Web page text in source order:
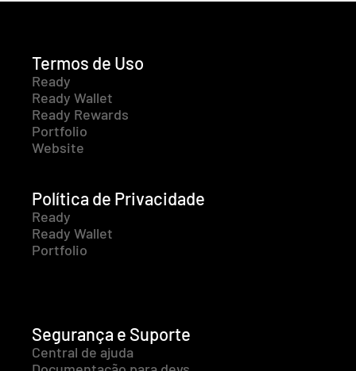
Termos de Uso
Ready
Ready Wallet
Ready Rewards
Portfolio
Website
Política de Privacidade
Ready
Ready Wallet
Portfolio
Segurança e Suporte
Central de ajuda